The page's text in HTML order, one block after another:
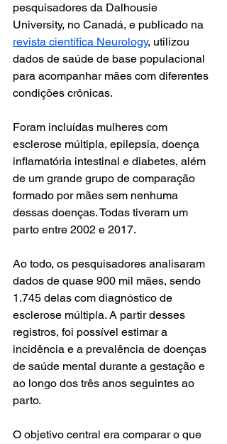
pesquisadores da Dalhousie
University, no Canadá, e publicado na
revista científica Neurology, utilizou
dados de saúde de base populacional
para acompanhar mães com diferentes
condições crônicas.
Foram incluídas mulheres com
esclerose múltipla, epilepsia, doença
inflamatória intestinal e diabetes, além
de um grande grupo de comparação
formado por mães sem nenhuma
dessas doenças. Todas tiveram um
parto entre 2002 e 2017.
Ao todo, os pesquisadores analisaram
dados de quase 900 mil mães, sendo
1.745 delas com diagnóstico de
esclerose múltipla. A partir desses
registros, foi possível estimar a
incidência e a prevalência de doenças
de saúde mental durante a gestação e
ao longo dos três anos seguintes ao
parto.
O objetivo central era comparar o que